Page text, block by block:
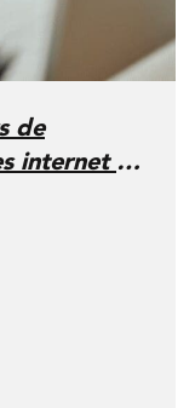
de
internet :
notre